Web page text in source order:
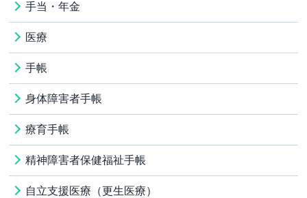
手当・年金
医療
手帳
身体障害者手帳
療育手帳
精神障害者保健福祉手帳
自立支援医療（更生医療）